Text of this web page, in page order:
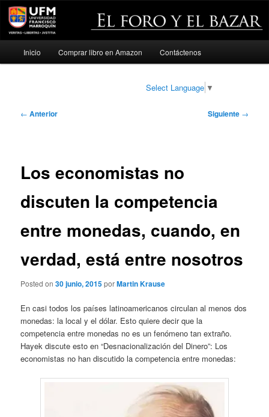
Ir
Inicio Comprar libro en Amazon Contáctenos
Select Language ▼
Navegación
← Anterior Siguiente →
Los economistas no
discuten la competencia
entre monedas, cuando, en
verdad, está entre nosotros
Posted on30 junio, 2015porMartin Krause
En casi todos los países latinoamericanos circulan al menos dos
monedas: la local y el dólar. Esto quiere decir que la
competencia entre monedas no es un fenómeno tan extraño.
Hayek discute esto en “Desnacionalización del Dinero”: Los
economistas no han discutido la competencia entre monedas: